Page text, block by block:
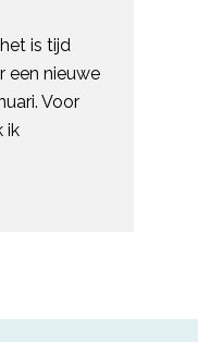
is tijd
een nieuwe
Voor
ik